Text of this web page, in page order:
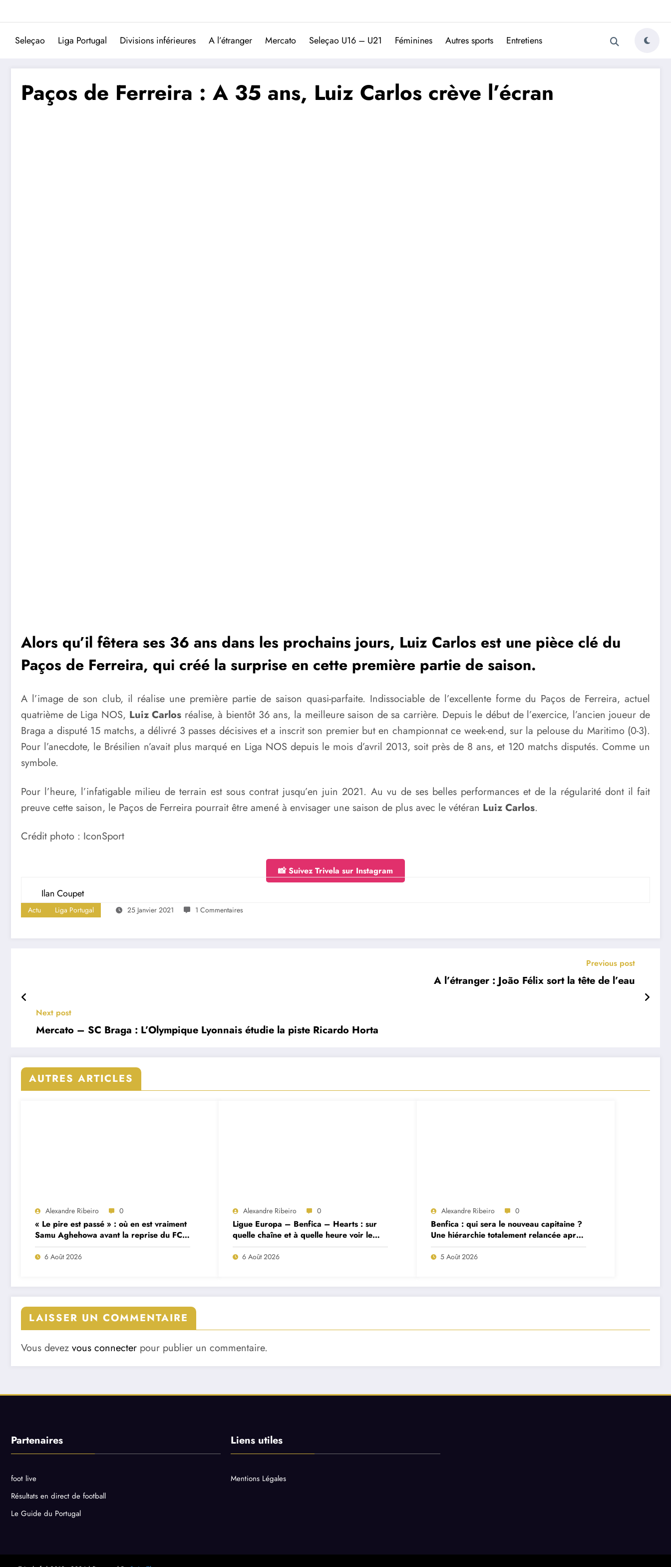
Trivela
L'actualité du football portugais
Seleçao Liga Portugal Divisions inférieures A l’étranger Mercato Seleçao U16 – U21 Féminines Autres sports Entretiens
Paços de Ferreira : A 35 ans, Luiz Carlos crève l’écran
Alors qu’il fêtera ses 36 ans dans les prochains jours, Luiz Carlos est une pièce clé du
Paços de Ferreira, qui créé la surprise en cette première partie de saison.
A l’image de son club, il réalise une première partie de saison quasi-parfaite. Indissociable de l’excellente forme du Paços de Ferreira, actuel
quatrième de Liga NOS, Luiz Carlos réalise, à bientôt 36 ans, la meilleure saison de sa carrière. Depuis le début de l’exercice, l’ancien joueur de
Braga a disputé 15 matchs, a délivré 3 passes décisives et a inscrit son premier but en championnat ce week-end, sur la pelouse du Maritimo (0-3).
Pour l’anecdote, le Brésilien n’avait plus marqué en Liga NOS depuis le mois d’avril 2013, soit près de 8 ans, et 120 matchs disputés. Comme un
symbole.
Pour l’heure, l’infatigable milieu de terrain est sous contrat jusqu’en juin 2021. Au vu de ses belles performances et de la régularité dont il fait
preuve cette saison, le Paços de Ferreira pourrait être amené à envisager une saison de plus avec le vétéran Luiz Carlos.
Crédit photo : IconSport
📸 Suivez Trivela sur Instagram
Ilan Coupet
Actu Liga Portugal 25 Janvier 2021 1 Commentaires
Previous post
A l’étranger : João Félix sort la tête de l’eau
Next post
Mercato – SC Braga : L’Olympique Lyonnais étudie la piste Ricardo Horta
AUTRES ARTICLES
Alexandre Ribeiro 0
« Le pire est passé » : où en est vraiment
Samu Aghehowa avant la reprise du FC
Porto ?
6 Août 2026
Alexandre Ribeiro 0
Ligue Europa – Benfica – Hearts : sur
quelle chaîne et à quelle heure voir le
match ?
6 Août 2026
Alexandre Ribeiro 0
Benfica : qui sera le nouveau capitaine ?
Une hiérarchie totalement relancée après
deux départs majeurs
5 Août 2026
LAISSER UN COMMENTAIRE
Vous devez vous connecter pour publier un commentaire.
Partenaires
foot live
Résultats en direct de football
Le Guide du Portugal
Liens utiles
Mentions Légales